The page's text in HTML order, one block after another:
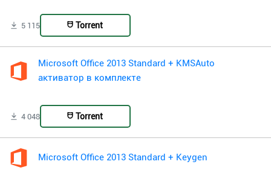
5 115 Torrent
Microsoft Office 2013 Standard + KMSAuto
активатор в комплекте
4 048 Torrent
Microsoft Office 2013 Standard + Keygen